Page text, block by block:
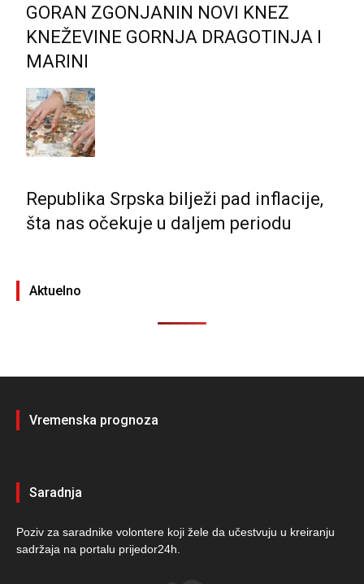
GORAN ZGONJANIN NOVI KNEZ
KNEŽEVINE GORNJA DRAGOTINJA I
MARINI
Republika Srpska bilježi pad inflacije,
šta nas očekuje u daljem periodu
Aktuelno
Vremenska prognoza
Saradnja
Poziv za saradnike volontere koji žele da učestvuju u kreiranju
sadržaja na portalu prijedor24h.